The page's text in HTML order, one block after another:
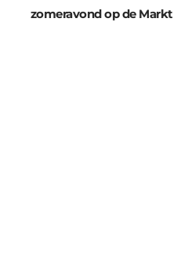
zomeravond op de Markt